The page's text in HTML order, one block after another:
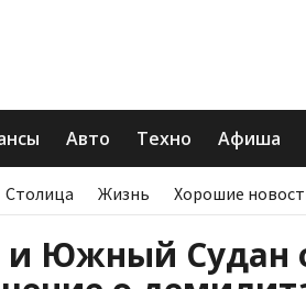
Авто Техно Афиша
Столица Жизнь Хорошие
и Южный Судан